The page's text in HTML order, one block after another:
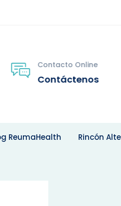
Contacto Online
Contáctenos
ReumaHealth Rincón